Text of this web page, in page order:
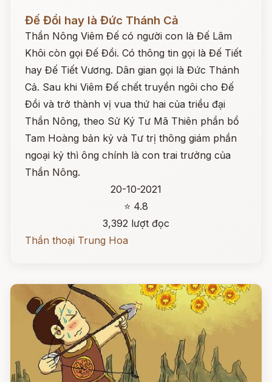
Đọc ngay
Đế Đồi hay là Đức Thánh Cả
Thần Nông Viêm Đế có người con là Đế Lâm
Khôi còn gọi Đế Đồi. Có thông tin gọi là Đế Tiết
hay Đế Tiết Vương. Dân gian gọi là Đức Thánh
Cả. Sau khi Viêm Đế chết truyền ngôi cho Đế
Đồi và trở thành vị vua thứ hai của triều đại
Thần Nông, theo Sử Ký Tư Mã Thiên phần bổ
Tam Hoàng bản kỷ và Tư trị thông giám phần
ngoại kỷ thì ông chính là con trai trưởng của
Thần Nông.
20-10-2021
⭐ 4.8
3,392 lượt đọc
Thần thoại Trung Hoa